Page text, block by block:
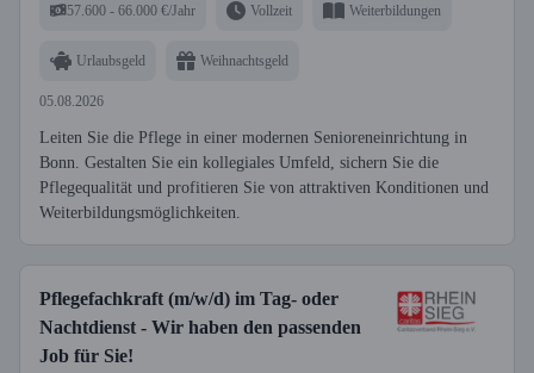
57.600 - 66.000 €/Jahr Vollzeit Weiterbildungen
Urlaubsgeld Weihnachtsgeld
05.08.2026
Leiten Sie die Pflege in einer modernen Senioreneinrichtung in
Bonn. Gestalten Sie ein kollegiales Umfeld, sichern Sie die
Pflegequalität und profitieren Sie von attraktiven Konditionen und
Weiterbildungsmöglichkeiten.
Pflegefachkraft (m/w/d) im Tag- oder
Nachtdienst - Wir haben den passenden
Job für Sie!